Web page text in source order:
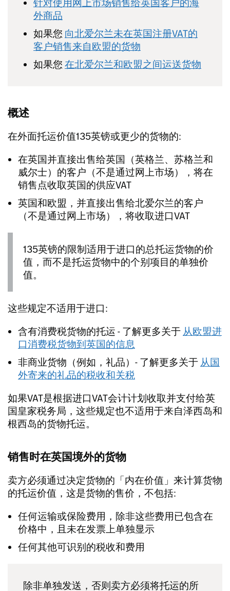
针对使用网上市场销售给英国客户的海
外商品
如果您 向北爱尔兰未在英国注册VAT的
客户销售来自欧盟的货物
如果您 在北爱尔兰和欧盟之间运送货物
概述
在外面托运价值135英镑或更少的货物的:
在英国并直接出售给英国（英格兰、苏格兰和
威尔士）的客户（不是通过网上市场），将在
销售点收取英国的供应VAT
英国和欧盟，并直接出售给北爱尔兰的客户
（不是通过网上市场），将收取进口VAT
135英镑的限制适用于进口的总托运货物的价
值，而不是托运货物中的个别项目的单独价
值。
这些规定不适用于进口:
含有消费税货物的托运 - 了解更多关于 从欧盟进
口消费税货物到英国的信息
非商业货物（例如，礼品）- 了解更多关于 从国
外寄来的礼品的税收和关税
如果VAT是根据进口VAT会计计划收取并支付给英
国皇家税务局，这些规定也不适用于来自泽西岛和
根西岛的货物托运。
销售时在英国境外的货物
卖方必须通过决定货物的「内在价值」来计算货物
的托运价值，这是货物的售价，不包括:
任何运输或保险费用，除非这些费用已包含在
价格中，且未在发票上单独显示
任何其他可识别的税收和费用
除非单独发送，否则卖方必须将托运的所